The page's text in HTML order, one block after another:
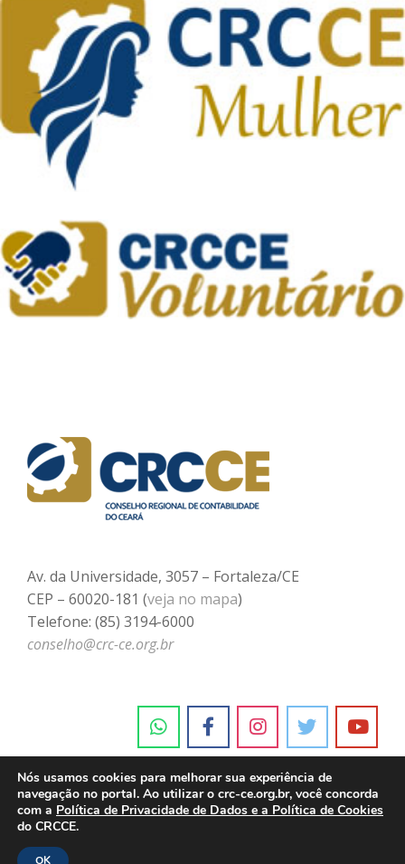
Av. da Universidade, 3057 – Fortaleza/CE
CEP – 60020-181 (veja no mapa)
Telefone: (85) 3194-6000
conselho@crc-ce.org.br
Nós usamos cookies para melhorar sua experiência de
navegação no portal. Ao utilizar o crc-ce.org.br, você concorda
com a Política de Privacidade de Dados e a Política de Cookies
do CRCCE.
OK